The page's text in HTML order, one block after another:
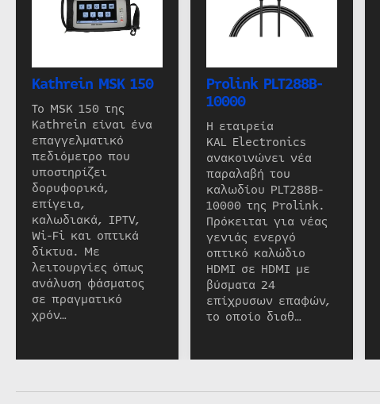
Kathrein MSK 150
Το MSK 150 της
Kathrein είναι ένα
επαγγελματικό
πεδιόμετρο που
υποστηρίζει
δορυφορικά,
επίγεια,
καλωδιακά, IPTV,
Wi-Fi και οπτικά
δίκτυα. Με
λειτουργίες όπως
ανάλυση φάσματος
σε πραγματικό
χρόν…
Prolink PLT288B-
10000
Η εταιρεία
KAL Electronics
ανακοινώνει νέα
παραλαβή του
καλωδίου PLT288B-
10000 της Prolink.
Πρόκειται για νέας
γενιάς ενεργό
οπτικό καλώδιο
HDMI σε HDMI με
βύσματα 24
επίχρυσων επαφών,
το οποίο διαθ…